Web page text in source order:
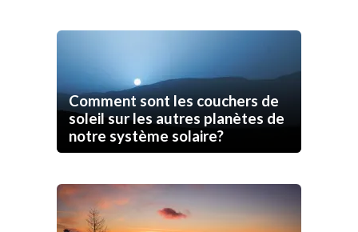
Comment sont les couchers de
soleil sur les autres planètes de
notre système solaire?